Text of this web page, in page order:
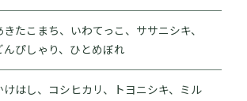
きたこまち、いわてっこ、ササニシキ、
んぴしゃり、ひとめぼれ
けはし、コシヒカリ、トヨニシキ、ミル